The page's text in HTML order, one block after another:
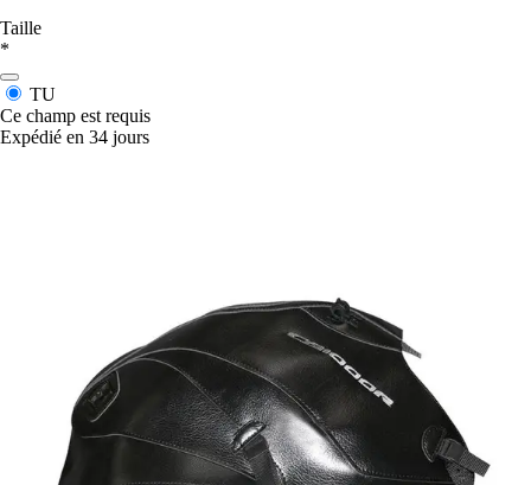
Taille
*
TU
Ce champ est requis
Expédié en 34 jours